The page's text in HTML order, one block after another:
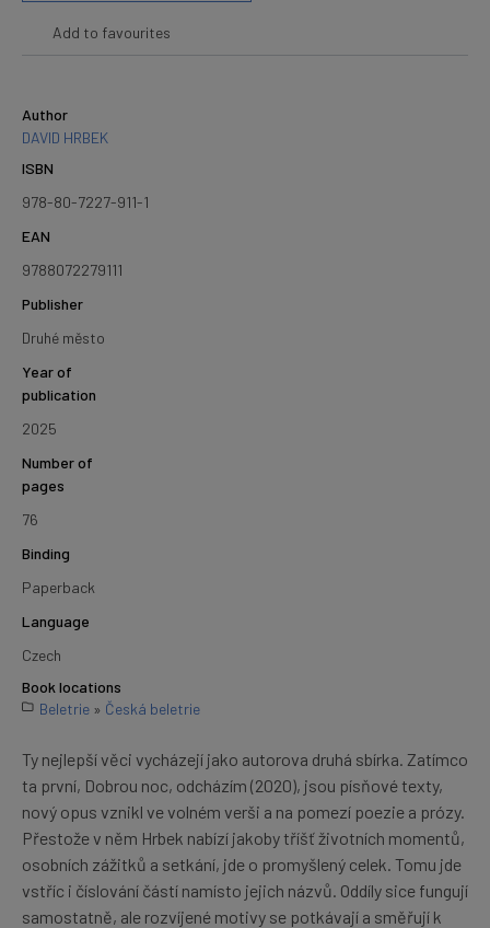
Add to favourites
Author
DAVID HRBEK
ISBN
978-80-7227-911-1
EAN
9788072279111
Publisher
Druhé město
Year of
publication
2025
Number of
pages
76
Binding
Paperback
Language
Czech
Book locations
Beletrie » Česká beletrie
Ty nejlepší věci vycházejí jako autorova druhá sbírka. Zatímco
ta první, Dobrou noc, odcházím (2020), jsou písňové texty,
nový opus vznikl ve volném verši a na pomezí poezie a prózy.
Přestože v něm Hrbek nabízí jakoby tříšť životních momentů,
osobních zážitků a setkání, jde o promyšlený celek. Tomu jde
vstříc i číslování částí namísto jejich názvů. Oddíly sice fungují
samostatně, ale rozvíjené motivy se potkávají a směřují k